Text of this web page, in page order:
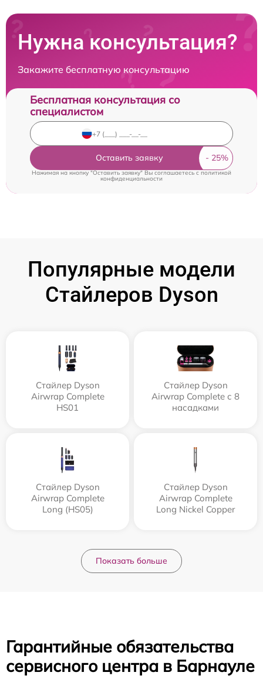
Нужна консультация?
Закажите бесплатную консультацию
Бесплатная консультация со
специалистом
Оставить заявку
Нажимая на кнопку "Оставить заявку" Вы соглашаетесь c политикой
конфиденциальности
Популярные модели
Стайлеров Dyson
Стайлер Dyson
Airwrap Complete
HS01
Стайлер Dyson
Airwrap Complete с 8
насадками
Стайлер Dyson
Airwrap Complete
Long (HS05)
Стайлер Dyson
Airwrap Complete
Long Nickel Copper
Показать больше
Гарантийные обязательства
сервисного центра в Барнауле